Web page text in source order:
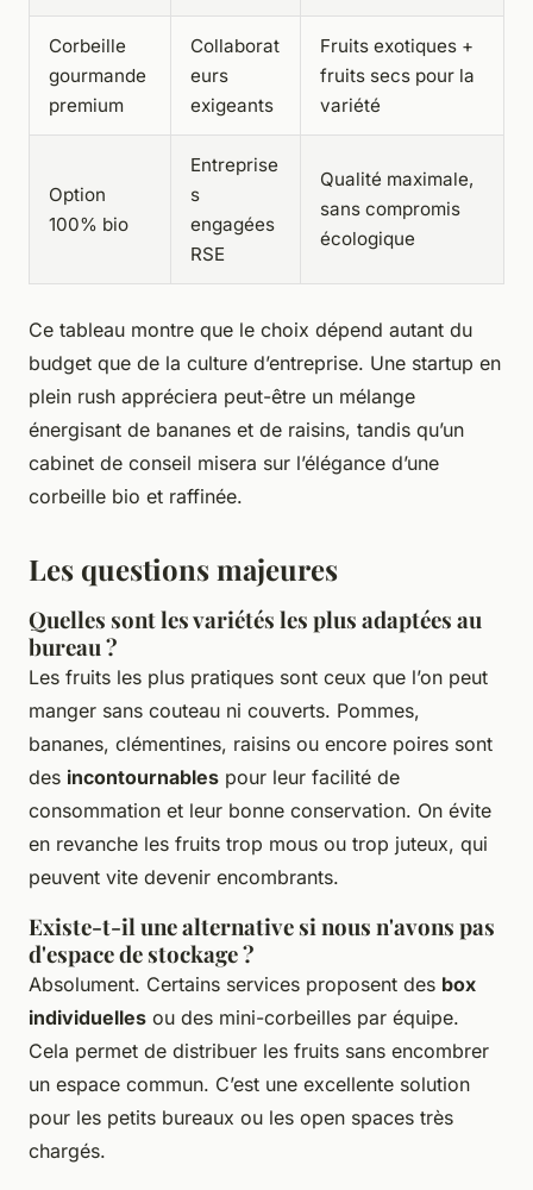
Corbeille
gourmande
premium
Collaborat
eurs
exigeants
Fruits exotiques +
fruits secs pour la
variété
Option
100% bio
Entreprise
s
engagées
RSE
Qualité maximale,
sans compromis
écologique
Ce tableau montre que le choix dépend autant du
budget que de la culture d’entreprise. Une startup en
plein rush appréciera peut-être un mélange
énergisant de bananes et de raisins, tandis qu’un
cabinet de conseil misera sur l’élégance d’une
corbeille bio et raffinée.
Les questions majeures
Quelles sont les variétés les plus adaptées au
bureau ?
Les fruits les plus pratiques sont ceux que l’on peut
manger sans couteau ni couverts. Pommes,
bananes, clémentines, raisins ou encore poires sont
des incontournables pour leur facilité de
consommation et leur bonne conservation. On évite
en revanche les fruits trop mous ou trop juteux, qui
peuvent vite devenir encombrants.
Existe-t-il une alternative si nous n'avons pas
d'espace de stockage ?
Absolument. Certains services proposent des box
individuelles ou des mini-corbeilles par équipe.
Cela permet de distribuer les fruits sans encombrer
un espace commun. C’est une excellente solution
pour les petits bureaux ou les open spaces très
chargés.